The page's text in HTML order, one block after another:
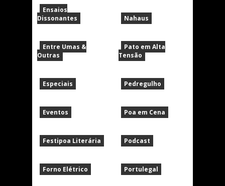
Ensaios
Dissonantes
Entre Umas &
Outras
Especiais
Eventos
Festipoa Literária
Forno Elétrico
Nahaus
Pato em Alta
Tensão
Pedregulho
Poa em Cena
Podcast
Portulegal